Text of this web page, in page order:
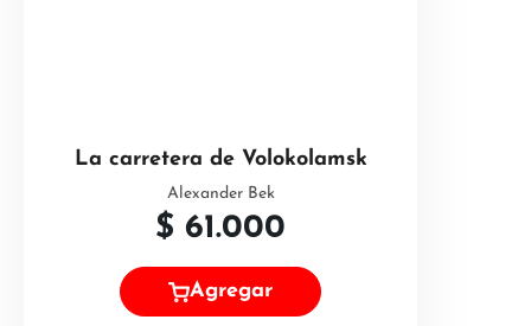
La carretera de Volokolamsk
Alexander Bek
$ 61.000
Agregar